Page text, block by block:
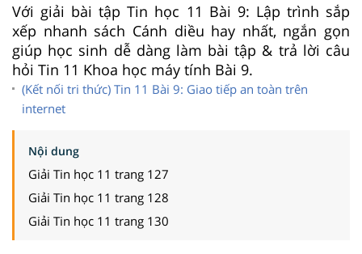
Với giải bài tập Tin học 11 Bài 9: Lập trình sắp
xếp nhanh sách Cánh diều hay nhất, ngắn gọn
giúp học sinh dễ dàng làm bài tập & trả lời câu
hỏi Tin 11 Khoa học máy tính Bài 9.
(Kết nối tri thức) Tin 11 Bài 9: Giao tiếp an toàn trên
internet
Nội dung
Giải Tin học 11 trang 127
Giải Tin học 11 trang 128
Giải Tin học 11 trang 130